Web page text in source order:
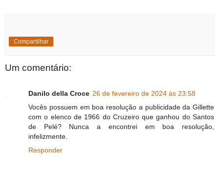
Compartilhar
Um comentário:
Danilo della Croce 26 de fevereiro de 2024 às 23:58
Vocês possuem em boa resolução a publicidade da Gillette
com o elenco de 1966 do Cruzeiro que ganhou do Santos
de Pelé? Nunca a encontrei em boa resolução,
infelizmente.
Responder